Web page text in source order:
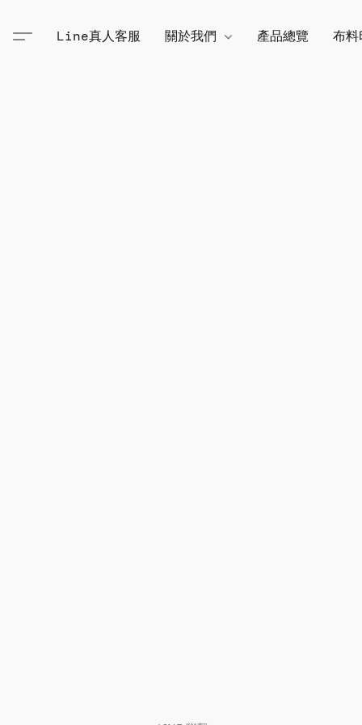
Line真人客服 關於我們 產品總覽 布